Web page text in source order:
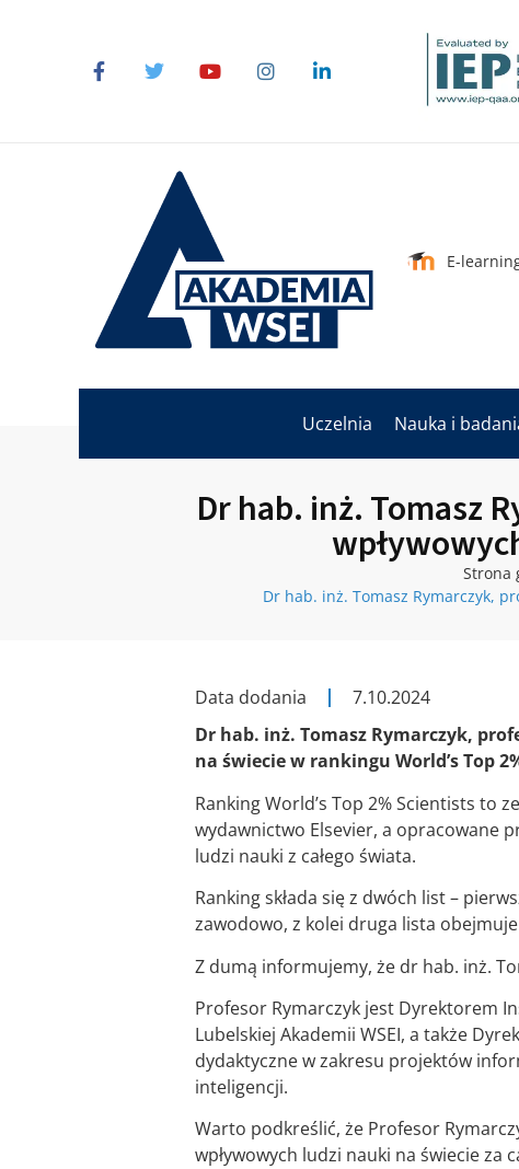
E-
Uczelnia Nauka i
Dr hab. inż. Tomasz
Strona
Dr hab. inż. Tomasz Rymarczyk,
Data dodania
7.10.2024
Dr hab. inż. Tomasz Rymarczyk,
na świecie w rankingu World’s Top
Ranking World’s Top 2% Scientists to
wydawnictwo Elsevier, a opracowane
ludzi nauki z całego świata.
Ranking składa się z dwóch list –
zawodowo, z kolei druga lista
Z dumą informujemy, że dr hab. inż.
Profesor Rymarczyk jest Dyrektorem
Lubelskiej Akademii WSEI, a także
dydaktyczne w zakresu projektów
inteligencji.
Warto podkreślić, że Profesor
wpływowych ludzi nauki na świecie za